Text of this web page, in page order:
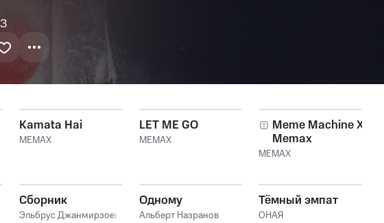
Kamata Hai
MEMAX
LET ME GO
MEMAX
Meme Machine X
Memax
(Freeverse)
MEMAX
Сборник
Эльбрус Джанмирзоев
Одному
Альберт Назранов
Тёмный эмпат
ОНАЯ